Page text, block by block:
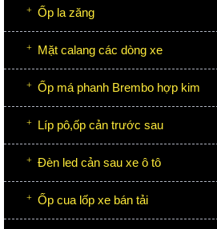
Ốp la zăng
Mặt calang các dòng xe
Ốp má phanh Brembo hợp kim
Líp pô,ốp cản trước sau
Đèn led cản sau xe ô tô
Ốp cua lốp xe bán tải